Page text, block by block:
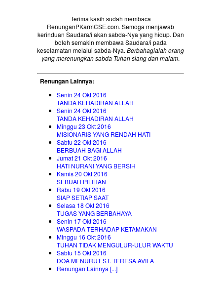
Terima kasih sudah membaca
RenunganPKarmCSE.com. Semoga menjawab
kerinduan Saudara/i akan sabda-Nya yang hidup. Dan
boleh semakin membawa Saudara/i pada
keselamatan melalui sabda-Nya. Berbahagialah orang
yang merenungkan sabda Tuhan siang dan malam.
Renungan Lainnya:
Senin 24 Okt 2016
TANDA KEHADIRAN ALLAH
Senin 24 Okt 2016
TANDA KEHADIRAN ALLAH
Minggu 23 Okt 2016
MISIONARIS YANG RENDAH HATI
Sabtu 22 Okt 2016
BERBUAH BAGI ALLAH
Jumat 21 Okt 2016
HATI NURANI YANG BERSIH
Kamis 20 Okt 2016
SEBUAH PILIHAN
Rabu 19 Okt 2016
SIAP SETIAP SAAT
Selasa 18 Okt 2016
TUGAS YANG BERBAHAYA
Senin 17 Okt 2016
WASPADA TERHADAP KETAMAKAN
Minggu 16 Okt 2016
TUHAN TIDAK MENGULUR-ULUR WAKTU
Sabtu 15 Okt 2016
DOA MENURUT ST. TERESA AVILA
Renungan Lainnya [...]